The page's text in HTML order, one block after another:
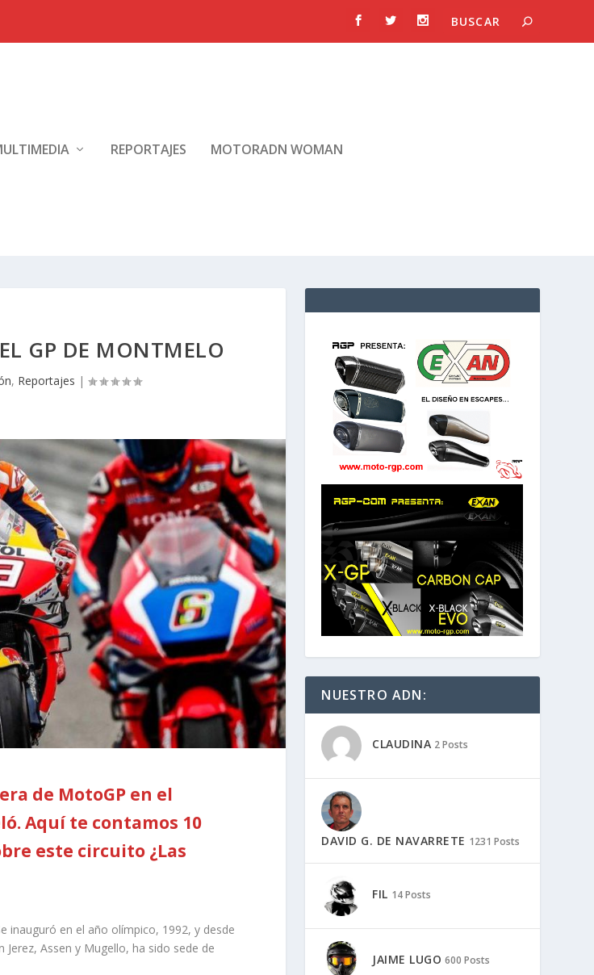
REPORTAJES MOTORADN WOMAN
GP DE MONTMELO
, Reportajes |
de MotoGP en el
Aquí te contamos 10
este circuito ¿Las
inauguró en el año olímpico, 1992, y desde
Assen y Mugello, ha sido sede de
NUESTRO ADN:
CLAUDINA 2 Posts
DAVID G. DE NAVARRETE 1231 Posts
FIL 14 Posts
JAIME LUGO 600 Posts